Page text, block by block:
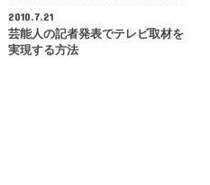
2010.7.21
芸能人の記者発表でテレビ取材を
実現する方法